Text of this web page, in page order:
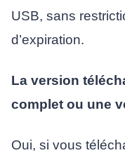
USB, sans
d’expiration.
La version
complet ou une
Oui, si vous